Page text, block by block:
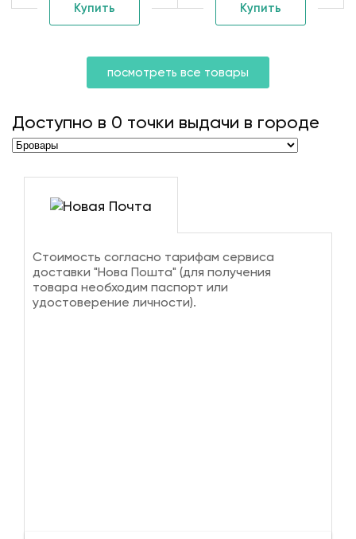
Купить Купить
посмотреть все товары
Доступно в 0 точки выдачи в городе
Стоимость согласно тарифам сервиса
доставки "Нова Пошта" (для получения
товара необходим паспорт или
удостоверение личности).